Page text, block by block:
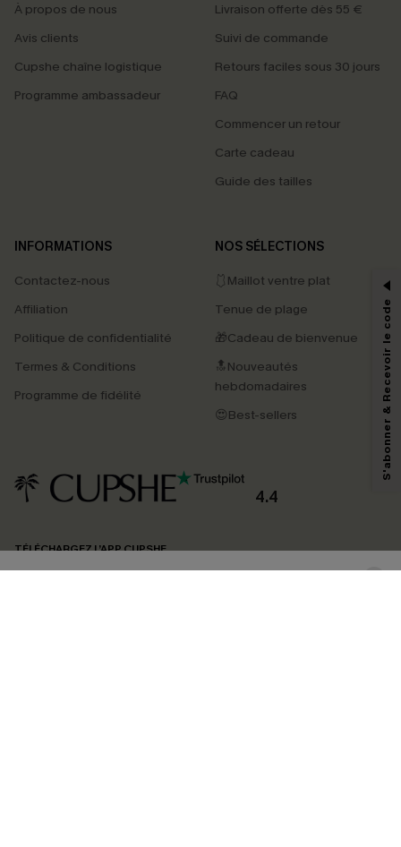
À propos de nous
Avis clients
Cupshe chaîne logistique
Programme ambassadeur
Livraison offerte dès 55 €
Suivi de commande
Retours faciles sous 30 jours
FAQ
Commencer un retour
Carte cadeau
Guide des tailles
INFORMATIONS
Contactez-nous
Affiliation
Politique de confidentialité
Termes & Conditions
Programme de fidélité
NOS SÉLECTIONS
🩱Maillot ventre plat
Tenue de plage
🎁Cadeau de bienvenue
🔝Nouveautés
hebdomadaires
😍Best-sellers
4.4
TÉLÉCHARGEZ L’APP CUPSHE
PROFITEZ DE -15%
-15% dès 2 Achetés par E-mail
*Un code par commande, valable une seule fois.
En soumettant votre adresse e-mail, vous acceptez de recevoir des e-mails
marketing (y compris du contenu généré par l'IA) de Cupshe et
reconnaissez avoir pris connaissance de nos
pouvons utiliser les données collectées sur notre site ainsi que des
produits susceptibles de vous intéresser, conformément à notre
Politique de
confidentialité
. Vous pouvez vous désabonner à tout moment.
S'abonner & Recevoir le code